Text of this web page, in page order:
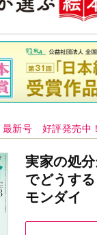
最新号 好評発売中！
実家の処
でどうす
モンダイ